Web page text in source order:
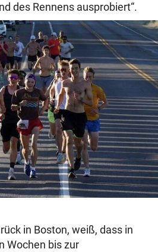
des Rennens ausprobiert“.
in Boston, weiß, dass in
Wochen bis zur